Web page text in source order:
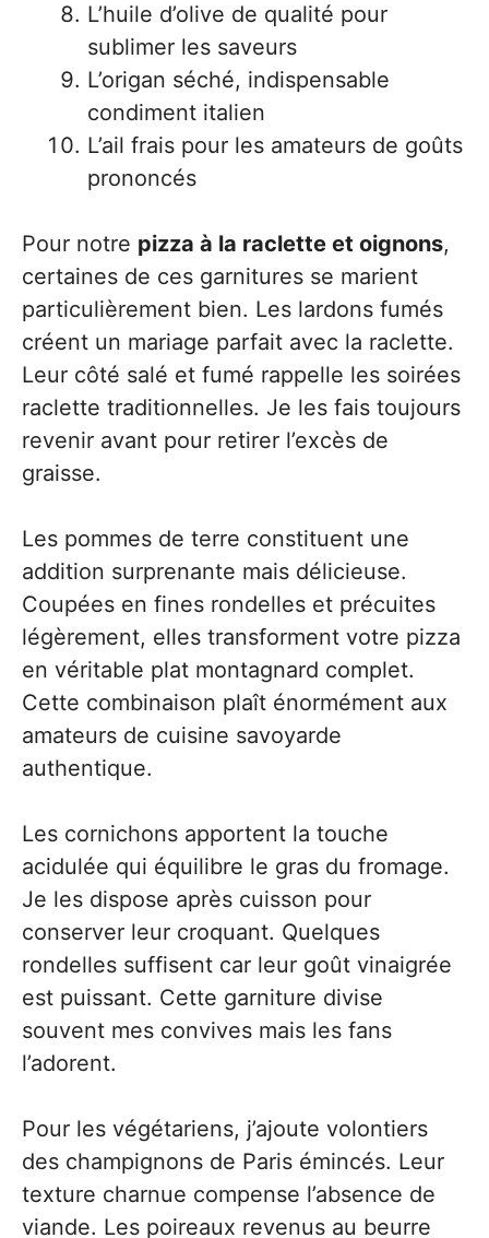
L’huile d’olive de qualité pour
sublimer les saveurs
L’origan séché, indispensable
condiment italien
L’ail frais pour les amateurs de goûts
prononcés
Pour notre pizza à la raclette et oignons,
certaines de ces garnitures se marient
particulièrement bien. Les lardons fumés
créent un mariage parfait avec la raclette.
Leur côté salé et fumé rappelle les soirées
raclette traditionnelles. Je les fais toujours
revenir avant pour retirer l’excès de
graisse.
Les pommes de terre constituent une
addition surprenante mais délicieuse.
Coupées en fines rondelles et précuites
légèrement, elles transforment votre pizza
en véritable plat montagnard complet.
Cette combinaison plaît énormément aux
amateurs de cuisine savoyarde
authentique.
Les cornichons apportent la touche
acidulée qui équilibre le gras du fromage.
Je les dispose après cuisson pour
conserver leur croquant. Quelques
rondelles suffisent car leur goût vinaigrée
est puissant. Cette garniture divise
souvent mes convives mais les fans
l’adorent.
Pour les végétariens, j’ajoute volontiers
des champignons de Paris émincés. Leur
texture charnue compense l’absence de
viande. Les poireaux revenus au beurre